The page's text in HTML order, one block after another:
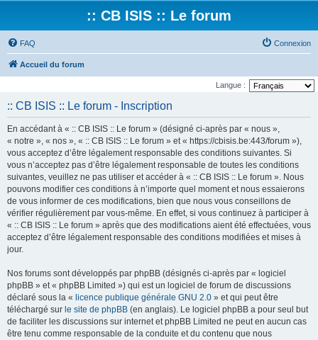
:: CB ISIS :: Le forum
FAQ Connexion
Accueil du forum
Langue :
:: CB ISIS :: Le forum - Inscription
En accédant à « :: CB ISIS :: Le forum » (désigné ci-après par « nous »,
« notre », « nos », « :: CB ISIS :: Le forum » et « https://cbisis.be:443/forum »),
vous acceptez d’être légalement responsable des conditions suivantes. Si
vous n’acceptez pas d’être légalement responsable de toutes les conditions
suivantes, veuillez ne pas utiliser et accéder à « :: CB ISIS :: Le forum ». Nous
pouvons modifier ces conditions à n’importe quel moment et nous essaierons
de vous informer de ces modifications, bien que nous vous conseillons de
vérifier régulièrement par vous-même. En effet, si vous continuez à participer à
« :: CB ISIS :: Le forum » après que des modifications aient été effectuées, vous
acceptez d’être légalement responsable des conditions modifiées et mises à
jour.
Nos forums sont développés par phpBB (désignés ci-après par « logiciel
phpBB » et « phpBB Limited ») qui est un logiciel de forum de discussions
déclaré sous la « licence publique générale GNU 2.0 » et qui peut être
téléchargé sur le site de phpBB (en anglais). Le logiciel phpBB a pour seul but
de faciliter les discussions sur internet et phpBB Limited ne peut en aucun cas
être tenu comme responsable de la conduite et du contenu que nous